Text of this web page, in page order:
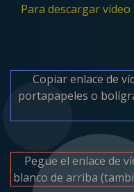
Para descargar
Copiar enlace de
portapapeles o
Pegue el enlace de
blanco de arriba